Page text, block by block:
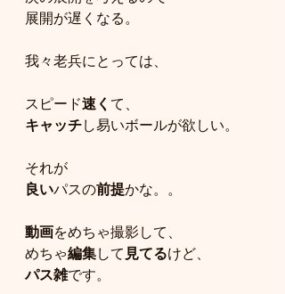
展開が遅くなる。
我々老兵にとっては、
スピード速く て、
キャッチし易いボールが欲しい。
それが
良いパスの前提かな。。
動画をめちゃ撮影して、
めちゃ編集して 見てるけど、
パス雑です。